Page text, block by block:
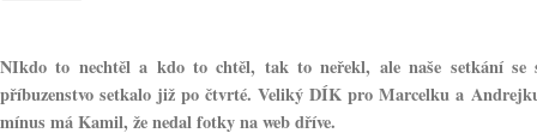
NIkdo to nechtěl a kdo to chtěl, tak to neřekl, ale naše setkání se
příbuzenstvo setkalo již po čtvrté. Veliký DÍK pro Marcelku a
mínus má Kamil, že nedal fotky na web dříve.